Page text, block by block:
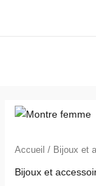
Accueil / Bijoux et
Bijoux et
quantité
Montre
femme